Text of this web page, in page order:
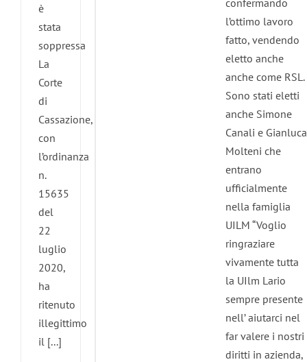
è
stata
soppressa
La
Corte
di
Cassazione,
con
l’ordinanza
n.
15635
del
22
luglio
2020,
ha
ritenuto
illegittimo
il [...]
l’ottimo lavoro
fatto, vendendo
eletto anche
anche come RSL.
Sono stati eletti
anche Simone
Canali e Gianluca
Molteni che
entrano
ufficialmente
nella famiglia
UILM “Voglio
ringraziare
vivamente tutta
la UIlm Lario
sempre presente
nell’ aiutarci nel
far valere i nostri
diritti in azienda,